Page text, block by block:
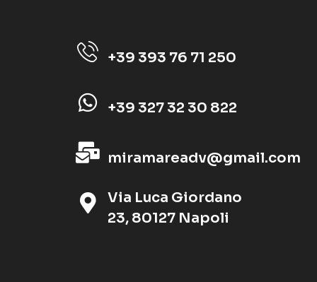
+39 393 76 71 250
+39 327 32 30 822
miramareadv@gmail.com
Via Luca Giordano
23, 80127 Napoli